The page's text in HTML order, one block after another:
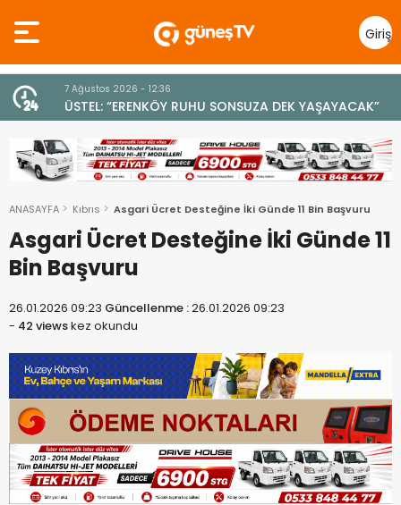
Giriş
Yap
7 Ağustos 2026 - 12:36
ÜSTEL: “ERENKÖY RUHU SONSUZA DEK YAŞAYACAK”
ANASAYFA Kıbrıs Asgari Ücret Desteğine İki Günde 11 Bin Başvuru
Asgari Ücret Desteğine İki Günde 11
Bin Başvuru
26.01.2026 09:23 Güncellenme :26.01.2026 09:23
- 42 viewskez okundu